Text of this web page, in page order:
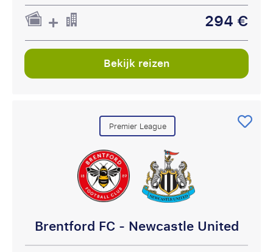
294 €
Bekijk reizen
Premier League
Brentford FC - Newcastle United